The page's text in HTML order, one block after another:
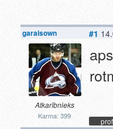
garaisown
Atkarībnieks
Karma: 399
#1